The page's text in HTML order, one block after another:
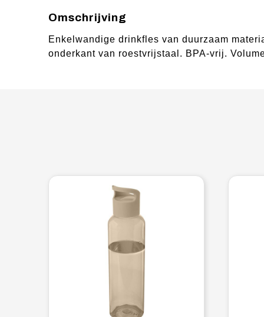
Omschrijving
Enkelwandige drinkfles van duurzaam
onderkant van roestvrijstaal. BPA-vrij.